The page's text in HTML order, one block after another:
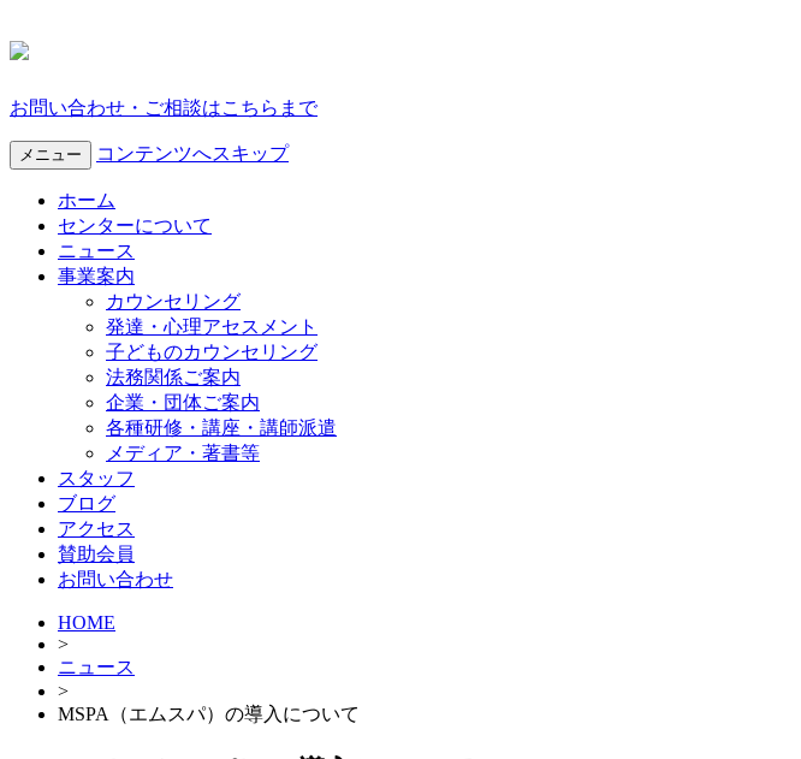
お問い合わせ・ご相談はこちらまで
メニュー コンテンツへスキップ
ホーム
センターについて
ニュース
事業案内
カウンセリング
発達・心理アセスメント
子どものカウンセリング
法務関係ご案内
企業・団体ご案内
各種研修・講座・講師派遣
メディア・著書等
スタッフ
ブログ
アクセス
賛助会員
お問い合わせ
HOME
>
ニュース
>
MSPA（エムスパ）の導入について